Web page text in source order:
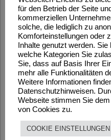
für den Betrieb der Seite
kommerziellen
solche, die lediglich zu
Komforteinstellungen oder
Inhalte genutzt werden.
welche Kategorien Sie
Sie, dass auf Basis Ihrer
mehr alle Funktionalitäten
Weitere Informationen
Datenschutzhinweisen.
Webseite stimmen Sie
von Cookies zu.
COOKIE EINSTELLUNGEN